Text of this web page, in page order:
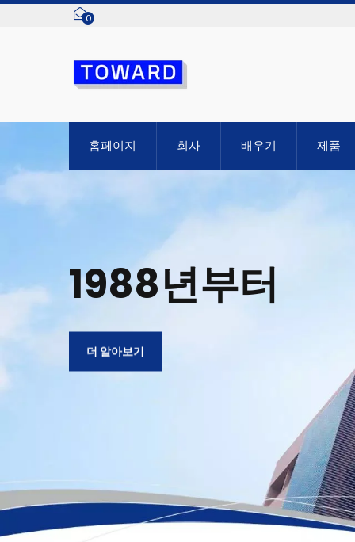
0
홈페이지 회사 배우기 제품
1988년부터
더 알아보기